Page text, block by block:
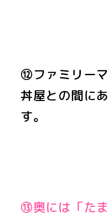
⑫ファミリー
丼屋との間に
す。
⑬奥には「た